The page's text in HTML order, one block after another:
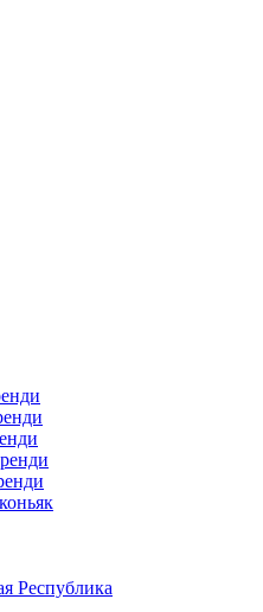
Республика